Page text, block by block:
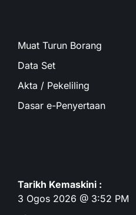
Muat Turun Borang
Data Set
Akta / Pekeliling
Dasar e-Penyertaan
Tarikh Kemaskini :
3 Ogos 2026 @ 3:52 PM